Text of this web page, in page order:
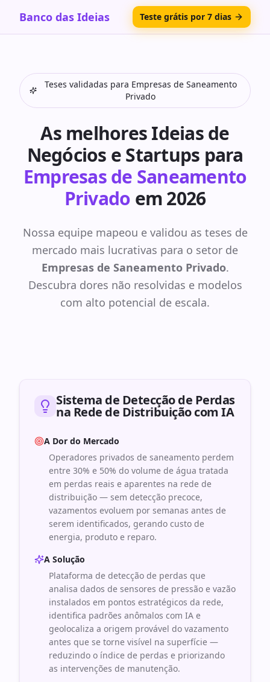
Banco das Ideias Teste grátis por 7 dias
Teses validadas para Empresas de Saneamento
Privado
As melhores Ideias de
Negócios e Startups para
Empresas de Saneamento
Privado em 2026
Nossa equipe mapeou e validou as teses de
mercado mais lucrativas para o setor de
Empresas de Saneamento Privado.
Descubra dores não resolvidas e modelos
com alto potencial de escala.
Sistema de Detecção de Perdas
na Rede de Distribuição com IA
A Dor do Mercado
Operadores privados de saneamento perdem
entre 30% e 50% do volume de água tratada
em perdas reais e aparentes na rede de
distribuição — sem detecção precoce,
vazamentos evoluem por semanas antes de
serem identificados, gerando custo de
energia, produto e reparo.
A Solução
Plataforma de detecção de perdas que
analisa dados de sensores de pressão e vazão
instalados em pontos estratégicos da rede,
identifica padrões anômalos com IA e
geolocaliza a origem provável do vazamento
antes que se torne visível na superfície —
reduzindo o índice de perdas e priorizando
as intervenções de manutenção.